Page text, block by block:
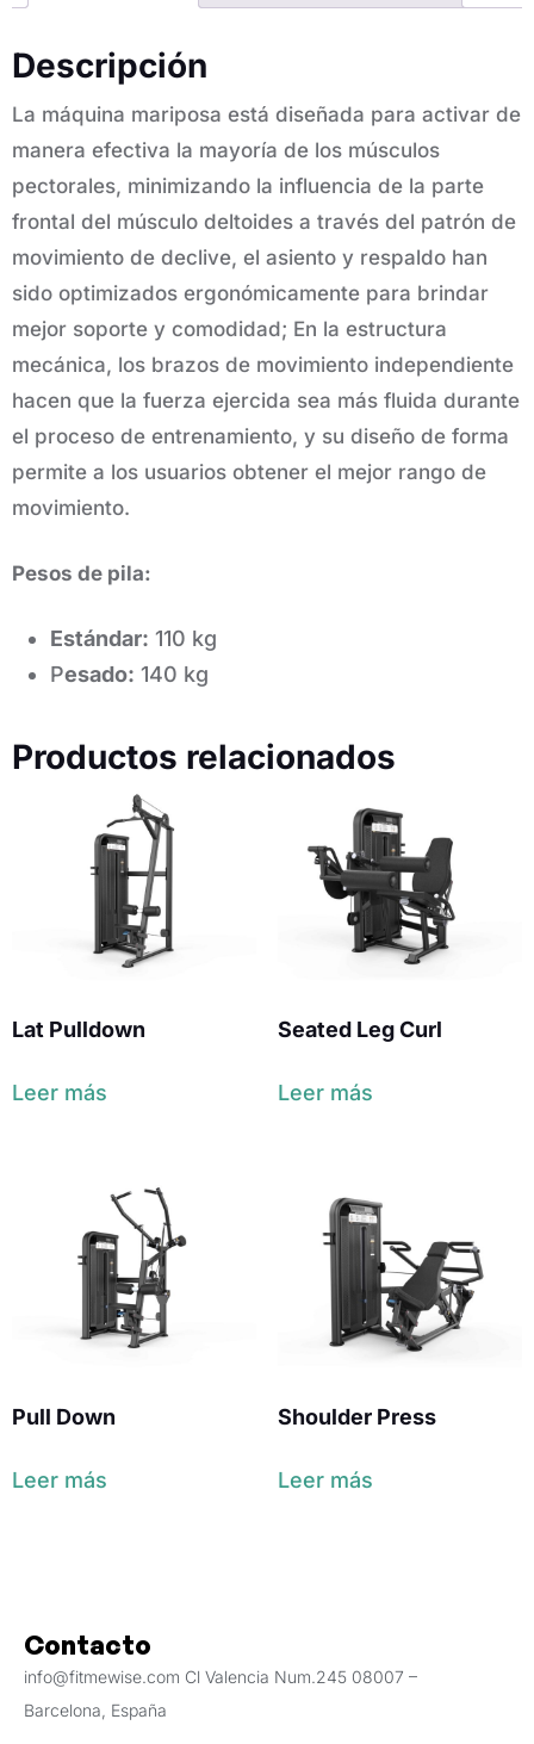
Descripción
La máquina mariposa está diseñada para activar de
manera efectiva la mayoría de los músculos
pectorales, minimizando la influencia de la parte
frontal del músculo deltoides a través del patrón de
movimiento de declive, el asiento y respaldo han
sido optimizados ergonómicamente para brindar
mejor soporte y comodidad; En la estructura
mecánica, los brazos de movimiento independiente
hacen que la fuerza ejercida sea más fluida durante
el proceso de entrenamiento, y su diseño de forma
permite a los usuarios obtener el mejor rango de
movimiento.
Pesos de pila:
Estándar: 110 kg
Pesado: 140 kg
Productos relacionados
Lat Pulldown
Leer más
Seated Leg Curl
Leer más
Pull Down
Leer más
Shoulder Press
Leer más
Contacto
info@fitmewise.com Cl Valencia Num.245 08007 –
Barcelona, España